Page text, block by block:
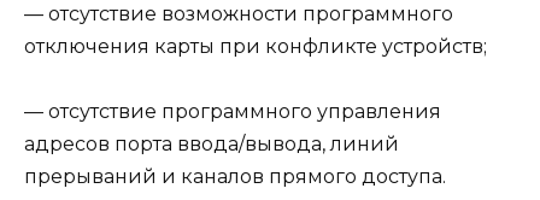
— отсутствие возможности программного
отключения карты при конфликте устройств;
— отсутствие программного управления
адресов порта ввода/вывода, линий
прерываний и каналов прямого доступа.